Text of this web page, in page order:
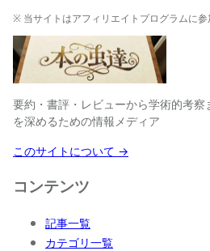
※ 当サイトはアフィリエイトプログラムに参
要約・書評・レビューから学術的考
を深めるための情報メディア
このサイトについて →
コンテンツ
記事一覧
カテゴリ一覧